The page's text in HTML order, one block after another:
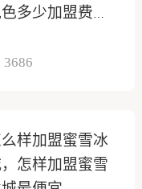
多少加盟费多
3686
样加盟蜜雪冰
怎样加盟蜜雪